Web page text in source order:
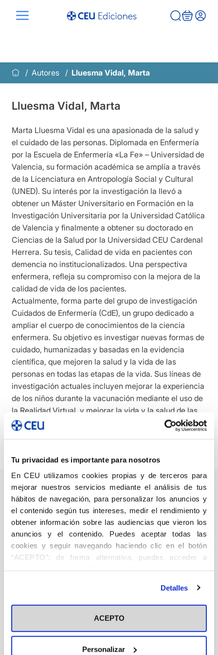
Tu privacidad es importante para nosotros
En CEU utilizamos cookies propias y de terceros para
mejorar nuestros servicios mediante el análisis de tus
hábitos de navegación, para personalizar los anuncios y
el contenido según tus intereses, medir el rendimiento y
obtener información sobre las audiencias que vieron los
anuncios y el contenido. Puedes aceptar todas las
cookies y seguir navegando haciendo clic en el botón
“ACEPTO”; de forma alternativa, puedes acceder a
en el botón "Personalizar". Para más información puedes
visitar nuestra Política de Cookies
Detalles
ACEPTO
Personalizar
Autores Lluesma Vidal, Marta
Lluesma Vidal, Marta
Marta Lluesma Vidal es una apasionada de la salud y
el cuidado de las personas. Diplomada en Enfermería
por la Escuela de Enfermería «La Fe» – Universidad de
Valencia, su formación académica se amplía a través
de la Licenciatura en Antropología Social y Cultural
(UNED). Su interés por la investigación la llevó a
obtener un Máster Universitario en Formación en la
Investigación Universitaria por la Universidad Católica
de Valencia y finalmente a obtener su doctorado en
Ciencias de la Salud por la Universidad CEU Cardenal
Herrera. Su tesis, Calidad de vida en pacientes con
demencia no institucionalizados. Una perspectiva
enfermera, refleja su compromiso con la mejora de la
calidad de vida de los pacientes.
Actualmente, forma parte del grupo de investigación
Cuidados de Enfermería (CdE), un grupo dedicado a
ampliar el cuerpo de conocimientos de la ciencia
enfermera. Su objetivo es investigar nuevas formas de
cuidado, humanizadas y basadas en la evidencia
científica, que mejoren la salud y la vida de las
personas en todas las etapas de la vida. Sus líneas de
investigación actuales incluyen mejorar la experiencia
de los niños durante la vacunación mediante el uso de
la Realidad Virtual, y mejorar la vida y la salud de las
mujeres mastectomizadas. Su trabajo es un testimonio
Antes, durante y
después del
embarazo.
Preguntas y
curiosidades
basadas en la
Medicina
Biviá Roig, Gemma Lluesma
Sánchez
Añadir